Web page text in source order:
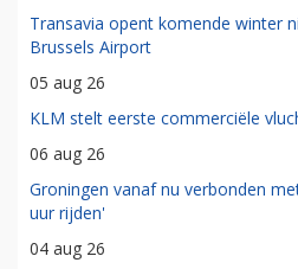
Transavia opent komende winter
Brussels Airport
05 aug 26
KLM stelt eerste commerciële
06 aug 26
Groningen vanaf nu verbonden
uur rijden'
04 aug 26